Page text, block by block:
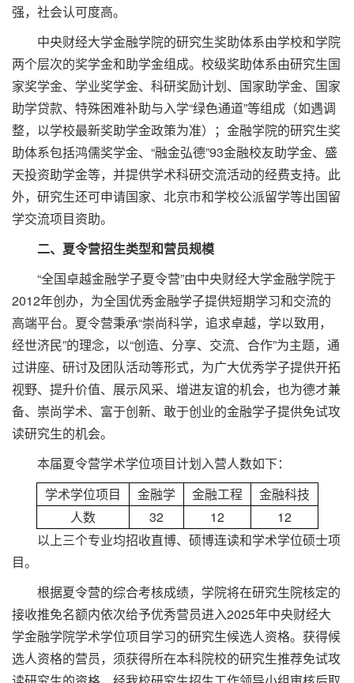
强，社会认可度高。
中央财经大学金融学院的研究生奖助体系由学校和学院
两个层次的奖学金和助学金组成。校级奖助体系由研究生国
家奖学金、学业奖学金、科研奖励计划、国家助学金、国家
助学贷款、特殊困难补助与入学“绿色通道”等组成（如遇调
整，以学校最新奖助学金政策为准）；金融学院的研究生奖
助体系包括鸿儒奖学金、“融金弘德”93金融校友助学金、盛
天投资助学金等，并提供学术科研交流活动的经费支持。此
外，研究生还可申请国家、北京市和学校公派留学等出国留
学交流项目资助。
二、夏令营招生类型和营员规模
“全国卓越金融学子夏令营”由中央财经大学金融学院于
2012年创办，为全国优秀金融学子提供短期学习和交流的
高端平台。夏令营秉承“崇尚科学，追求卓越，学以致用，
经世济民”的理念，以“创造、分享、交流、合作”为主题，通
过讲座、研讨及团队活动等形式，为广大优秀学子提供开拓
视野、提升价值、展示风采、增进友谊的机会，也为德才兼
备、崇尚学术、富于创新、敢于创业的金融学子提供免试攻
读研究生的机会。
本届夏令营学术学位项目计划入营人数如下：
学术学位项目
金融学 金融工程
金融科技
人数
32 12
12
以上三个专业均招收直博、硕博连读和学术学位硕士项
目。
根据夏令营的综合考核成绩，学院将在研究生院核定的
接收推免名额内依次给予优秀营员进入2025年中央财经大
学金融学院学术学位项目学习的研究生候选人资格。获得候
选人资格的营员，须获得所在本科院校的研究生推荐免试攻